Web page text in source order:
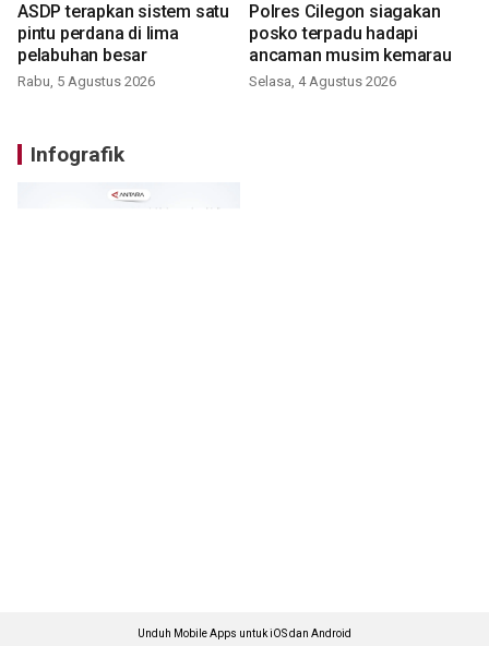
ASDP terapkan sistem satu
pintu perdana di lima
pelabuhan besar
Rabu, 5 Agustus 2026
Polres Cilegon siagakan
posko terpadu hadapi
ancaman musim kemarau
Selasa, 4 Agustus 2026
Infografik
Unduh Mobile Apps untuk iOS dan Android